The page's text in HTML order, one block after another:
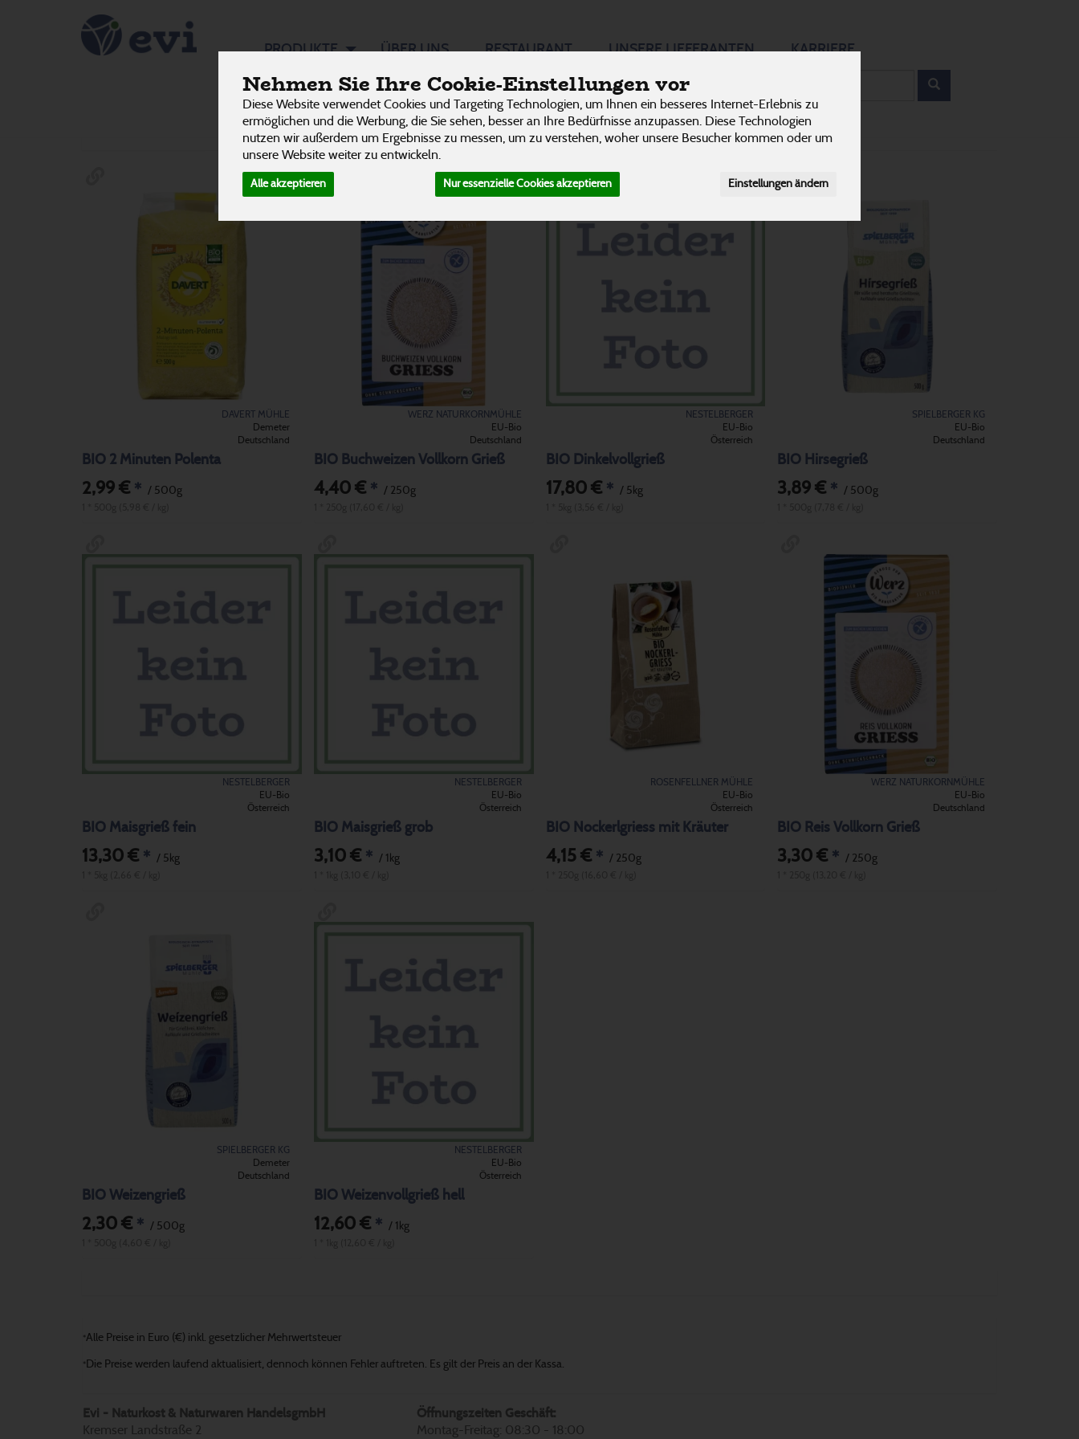
Nehmen Sie Ihre Cookie-Einstellungen vor
Diese Website verwendet Cookies und Targeting Technologien, um Ihnen ein besseres Internet-Erlebnis zu
ermöglichen und die Werbung, die Sie sehen, besser an Ihre Bedürfnisse anzupassen. Diese Technologien
nutzen wir außerdem um Ergebnisse zu messen, um zu verstehen, woher unsere Besucher kommen oder um
unsere Website weiter zu entwickeln.
Alle akzeptieren Nur essenzielle Cookies akzeptieren Einstellungen ändern
PRODUKTE ÜBER UNS RESTAURANT UNSERE LIEFERANTEN KARRIERE
Grieß
Ernährung Allergene
DAVERT MÜHLE
Demeter
Deutschland
BIO 2 Minuten Polenta
2,99 € * / 500g
WERZ NATURKORNMÜHLE
EU-Bio
Deutschland
BIO Buchweizen Vollkorn Grieß
4,40 €* / 250g
NESTELBERGER
EU-Bio
Österreich
BIO Dinkelvollgrieß
17,80 €* / 5kg
SPIELBERGER KG
EU-Bio
Deutschland
BIO Hirsegrieß
3,89 € * / 500g
NESTELBERGER
EU-Bio
Österreich
BIO Maisgrieß fein
13,30 € * / 5kg
NESTELBERGER
EU-Bio
Österreich
BIO Maisgrieß grob
3,10 €* / 1kg
ROSENFELLNER MÜHLE
EU-Bio
Österreich
BIO Nockerlgriess mit Kräuter
4,15 €* / 250g
WERZ NATURKORNMÜHLE
EU-Bio
Deutschland
BIO Reis Vollkorn Grieß
3,30 € * / 250g
SPIELBERGER KG
Demeter
Deutschland
BIO Weizengrieß
2,30 € * / 500g
NESTELBERGER
EU-Bio
Österreich
BIO Weizenvollgrieß hell
12,60 €* / 1kg
*Alle Preise in Euro (€) inkl. gesetzlicher Mehrwertsteuer
* Die Preise werden laufend aktualisiert, dennoch können Fehler auftreten. Es gilt der Preis an der Kassa.
Evi - Naturkost & Naturwaren HandelsgmbH
Kremser Landstraße 2
Öffnungszeiten Geschäft:
Montag-Freitag: 08:30 - 18:00